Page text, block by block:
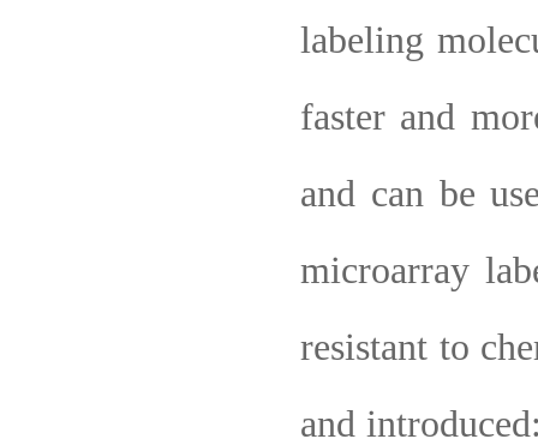
labeling
faster and
and can be
microarray
resistant to
and